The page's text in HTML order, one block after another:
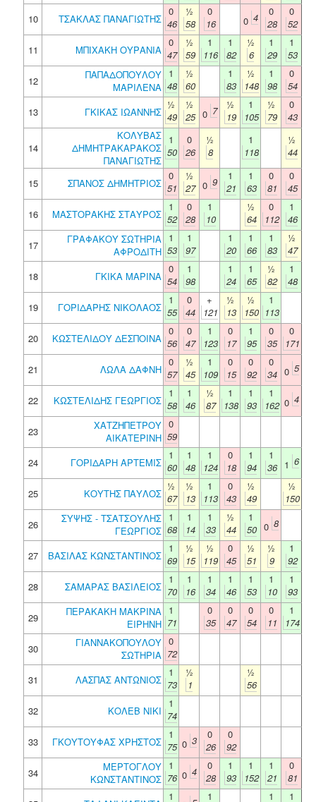
10
ΤΣΑΚΛΑΣ ΠΑΝΑΓΙΩΤΗΣ
0
46
½
58
0
16
0 4
0
28
0
52
11
ΜΠΙΧΑΚΗ ΟΥΡΑΝΙΑ
0
47
½
59
1
116
1
82
½
6
1
29
1
53
12
ΠΑΠΑΔΟΠΟΥΛΟΥ
ΜΑΡΙΛΕΝΑ
1
48
½
60
1
83
½
148
1
98
0
54
13
ΓΚΙΚΑΣ ΙΩΑΝΝΗΣ
½
49
½
25 0 7
½
19
1
105
½
79
0
43
14
ΚΟΛΥΒΑΣ
ΔΗΜΗΤΡΑΚΑΡΑΚΟΣ
ΠΑΝΑΓΙΩΤΗΣ
1
50
0
26
½
8
1
118
½
44
15 ΣΠΑΝΟΣ ΔΗΜΗΤΡΙΟΣ
0
51
½
27 0 9
1
21
1
63
0
81
0
45
16
ΜΑΣΤΟΡΑΚΗΣ ΣΤΑΥΡΟΣ
1
52
0
28
1
10
½
64
0
112
1
46
17
ΓΡΑΦΑΚΟΥ ΣΩΤΗΡΙΑ
ΑΦΡΟΔΙΤΗ
1
53
1
97
1
20
1
66
1
83
½
47
18
ΓΚΙΚΑ ΜΑΡΙΝΑ
0
54
1
98
1
24
1
65
½
82
1
48
19
ΓΟΡΙΔΑΡΗΣ ΝΙΚΟΛΑΟΣ
1
55
0
44
+
121
½
13
½
150
1
113
20
ΚΩΣΤΕΛΙΔΟΥ ΔΕΣΠΟΙΝΑ
0
56
0
47
1
123
0
17
1
95
0
35
0
171
21
ΛΩΛΑ ΔΑΦΝΗ
0
57
½
45
1
109
0
15
0
92
0
34 0 5
22 ΚΩΣΤΕΛΙΔΗΣ ΓΕΩΡΓΙΟΣ
1
58
1
46
½
87
1
138
1
93
1
162 0 4
23
ΧΑΤΖΗΠΕΤΡΟΥ
ΑΙΚΑΤΕΡΙΝΗ
0
59
24
ΓΟΡΙΔΑΡΗ ΑΡΤΕΜΙΣ
1
60
1
48
1
124
0
18
1
94
1
36
1 6
25 ΚΟΥΤΗΣ ΠΑΥΛΟΣ
½
67
½
13
1
113
0
43
½
49
½
150
26
ΣΥΨΗΣ - ΤΣΑΤΣΟΥΛΗΣ
ΓΕΩΡΓΙΟΣ
1
68
1
14
1
33
½
44
1
50 0 8
27 ΒΑΣΙΛΑΣ ΚΩΝΣΤΑΝΤΙΝΟΣ
1
69
½
15
½
119
0
45
½
51
½
9
1
92
28
ΣΑΜΑΡΑΣ ΒΑΣΙΛΕΙΟΣ
1
70
1
16
1
34
1
46
1
53
1
10
1
93
29
ΠΕΡΑΚΑΚΗ ΜΑΚΡΙΝΑ
ΕΙΡΗΝΗ
1
71
0
35
0
47
0
54
0
11
1
174
30
ΓΙΑΝΝΑΚΟΠΟΥΛΟΥ
ΣΩΤΗΡΙΑ
0
72
31
ΛΑΣΠΑΣ ΑΝΤΩΝΙΟΣ
1
73
½
1
½
56
32
ΚΟΛΕΒ ΝΙΚΙ
1
74
33
ΓΚΟΥΤΟΥΦΑΣ ΧΡΗΣΤΟΣ
1
75 0 3
0
26
0
92
34
ΜΕΡΤΟΓΛΟΥ
ΚΩΝΣΤΑΝΤΙΝΟΣ
1
76 0 4
0
28
1
93
1
152
1
21
0
81
1
1
1
1